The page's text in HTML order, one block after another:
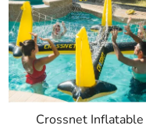
Crossnet Inflatable